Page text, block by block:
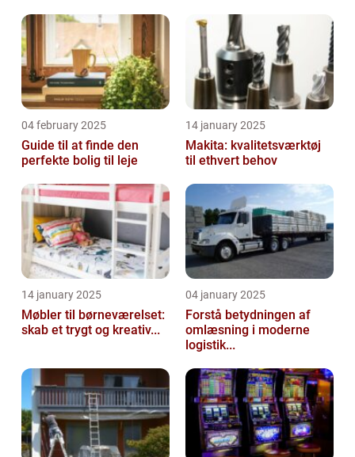
04 february 2025
Guide til at finde den
perfekte bolig til leje
14 january 2025
Makita: kvalitetsværktøj
til ethvert behov
14 january 2025
Møbler til børneværelset:
skab et trygt og kreativ...
04 january 2025
Forstå betydningen af
omlæsning i moderne
logistik...